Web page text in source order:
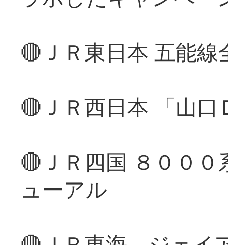
🔴ＪＲ東日本 五能
🔴ＪＲ西日本 「山
🔴ＪＲ四国 ８００
ューアル